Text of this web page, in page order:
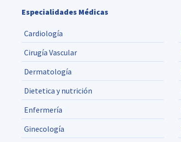
Especialidades Médicas
Cardiología
Cirugía Vascular
Dermatología
Dietetica y nutrición
Enfermería
Ginecología